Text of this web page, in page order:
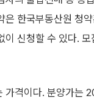
은 한국부동산원 청
이 신청할 수 있다.
가격이다. 분양가